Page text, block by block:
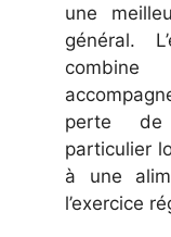
une
général.
perte de
particulier
à une
l’exercice